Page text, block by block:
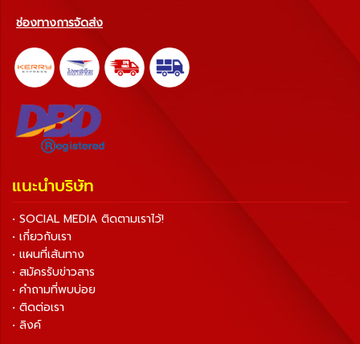
ช่องทางการจัดส่ง
แนะนำบริษัท
• SOCIAL MEDIA ติดตามเราไว้!
• เกี่ยวกับเรา
• แผนที่เส้นทาง
• สมัครรับข่าวสาร
• คำถามที่พบบ่อย
• ติดต่อเรา
• ลิงค์